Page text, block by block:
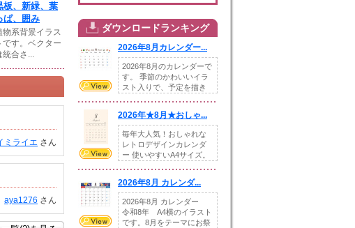
板、新緑、葉
ぱ、囲み
物系背景イラス
です。ベクター
統合さ...
ミライエ さん
aya1276 さん
ダウンロードランキング
2026年8月カレンダー...
2026年8月のカレンダーで
す。 季節のかわいいイラ
スト入りで、予定を描き
2026年★8月★おしゃ...
毎年大人気！おしゃれな
レトロデザインカレンダ
ー 使いやすいA4サイズ。
2026年8月 カレンダ...
2026年8月 カレンダー
令和8年 A4横のイラスト
です。8月をテーマにお祭